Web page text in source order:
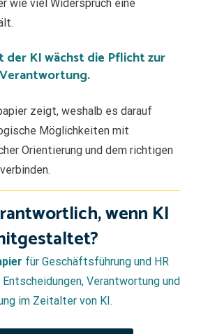
wie viel Widerspruch eine
der KI wächst die Pflicht zur
Verantwortung.
zeigt, weshalb es darauf
Möglichkeiten mit
Orientierung und dem richtigen
wenn KI
für Geschäftsführung und HR
Verantwortung und
im Zeitalter von KI.